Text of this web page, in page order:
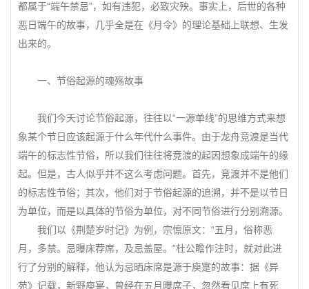
都属于“端午禁忌”，如有违犯，必致灾殃。事实上，后世的各种
恶日端午的故事，几乎全是在《月令》的理论基础上联想、生发
出来的。
一、节俗起源的魂殇故事
我们今天讨论节俗起源，往往以“一源单线”的思维方式来想
象某个节日应该起源于什么年代什么事件。由于龙舟竞渡是当代
端午的标志性节俗，所以我们往往将竞渡的起因想象成端午的缘
起。但是，古人似乎并不这么考虑问题。首先，竞渡并不是他们
的标志性节俗；其次，他们对于节俗起源的追溯，并不是以节日
为单位，而是以具体的节俗为单位，对不同节俗进行分别溯源。
我们以《荆楚岁时记》为例，宗懔原文：“五月，俗称恶
月，多禁。忌曝床荐席，及忌盖屋。”杜公瞻作注时，就对此进
行了分别的解释，他认为忌晒床席是源于庾寔的故事：据《异
苑》记载，新野庾寔，曾经在五月曝席子，忽然看见席上有死